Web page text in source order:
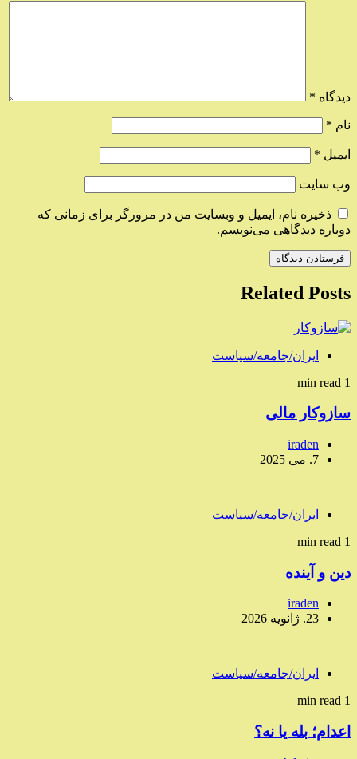
دیدگاه *
نام *
ایمیل *
وب‌ سایت
ذخیره نام، ایمیل و وبسایت من در مرورگر برای زمانی که
دوباره دیدگاهی می‌نویسم.
Related Posts
ایران/جامعه/سیاست
1 min read
سازوکار مالی
iraden
7. می 2025
ایران/جامعه/سیاست
1 min read
دین و آینده
iraden
23. ژانویه 2026
ایران/جامعه/سیاست
1 min read
اعدام؛ بله یا نه؟